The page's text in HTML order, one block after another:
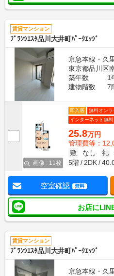
賃貸マンション
ﾌﾞﾗﾝｼｴｽﾀ品川大井町ﾊﾟｰｸｴｯｼﾞ
京急本線・久
東京都品川区
築年数
1
建物階数
7
画像 : 11枚
即入居
無料オン
インターネット無料
25.8万円
管理費等：
敷
なし 礼
5階
2DK
空室確認 無料
お店に
賃貸マンション
ﾌﾞﾗﾝｼｴｽﾀ品川大井町ﾊﾟｰｸｴｯｼﾞ
京急本線・久